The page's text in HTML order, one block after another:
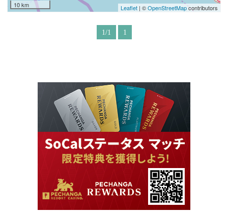
10 km Leaflet| ©OpenStreetMapcontributors
1/1 1